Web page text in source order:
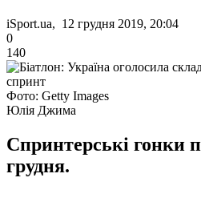
iSport.ua, 12 грудня 2019, 20:04
0
140
Фото: Getty Images
Юлія Джима
Спринтерські гонки
грудня.